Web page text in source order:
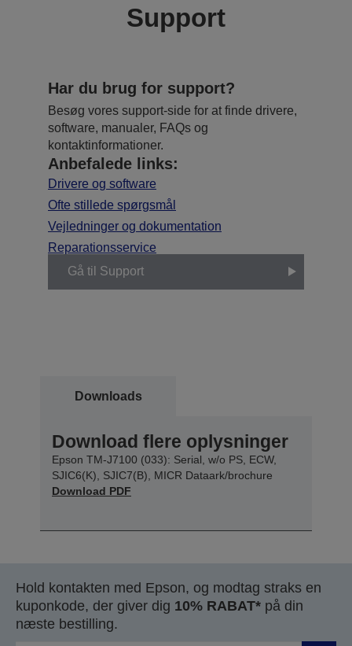
Support
Har du brug for support?
Besøg vores support-side for at finde drivere,
software, manualer, FAQs og
kontaktinformationer.
Anbefalede links:
Drivere og software
Ofte stillede spørgsmål
Vejledninger og dokumentation
Reparationsservice
Gå til Support
Downloads
Download flere oplysninger
Epson TM-J7100 (033): Serial, w/o PS, ECW,
SJIC6(K), SJIC7(B), MICR Dataark/brochure
Download PDF
Hold kontakten med Epson, og modtag straks en
kuponkode, der giver dig 10% RABAT* på din
næste bestilling.